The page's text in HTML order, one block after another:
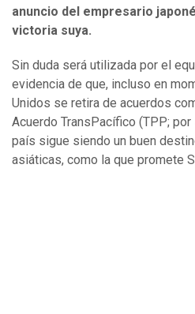
anuncio del empresario
victoria suya.
Sin duda será utilizada por el
evidencia de que, incluso en
Unidos se retira de acuerdos
Acuerdo TransPacífico (TPP;
país sigue siendo un buen
asiáticas, como la que promete